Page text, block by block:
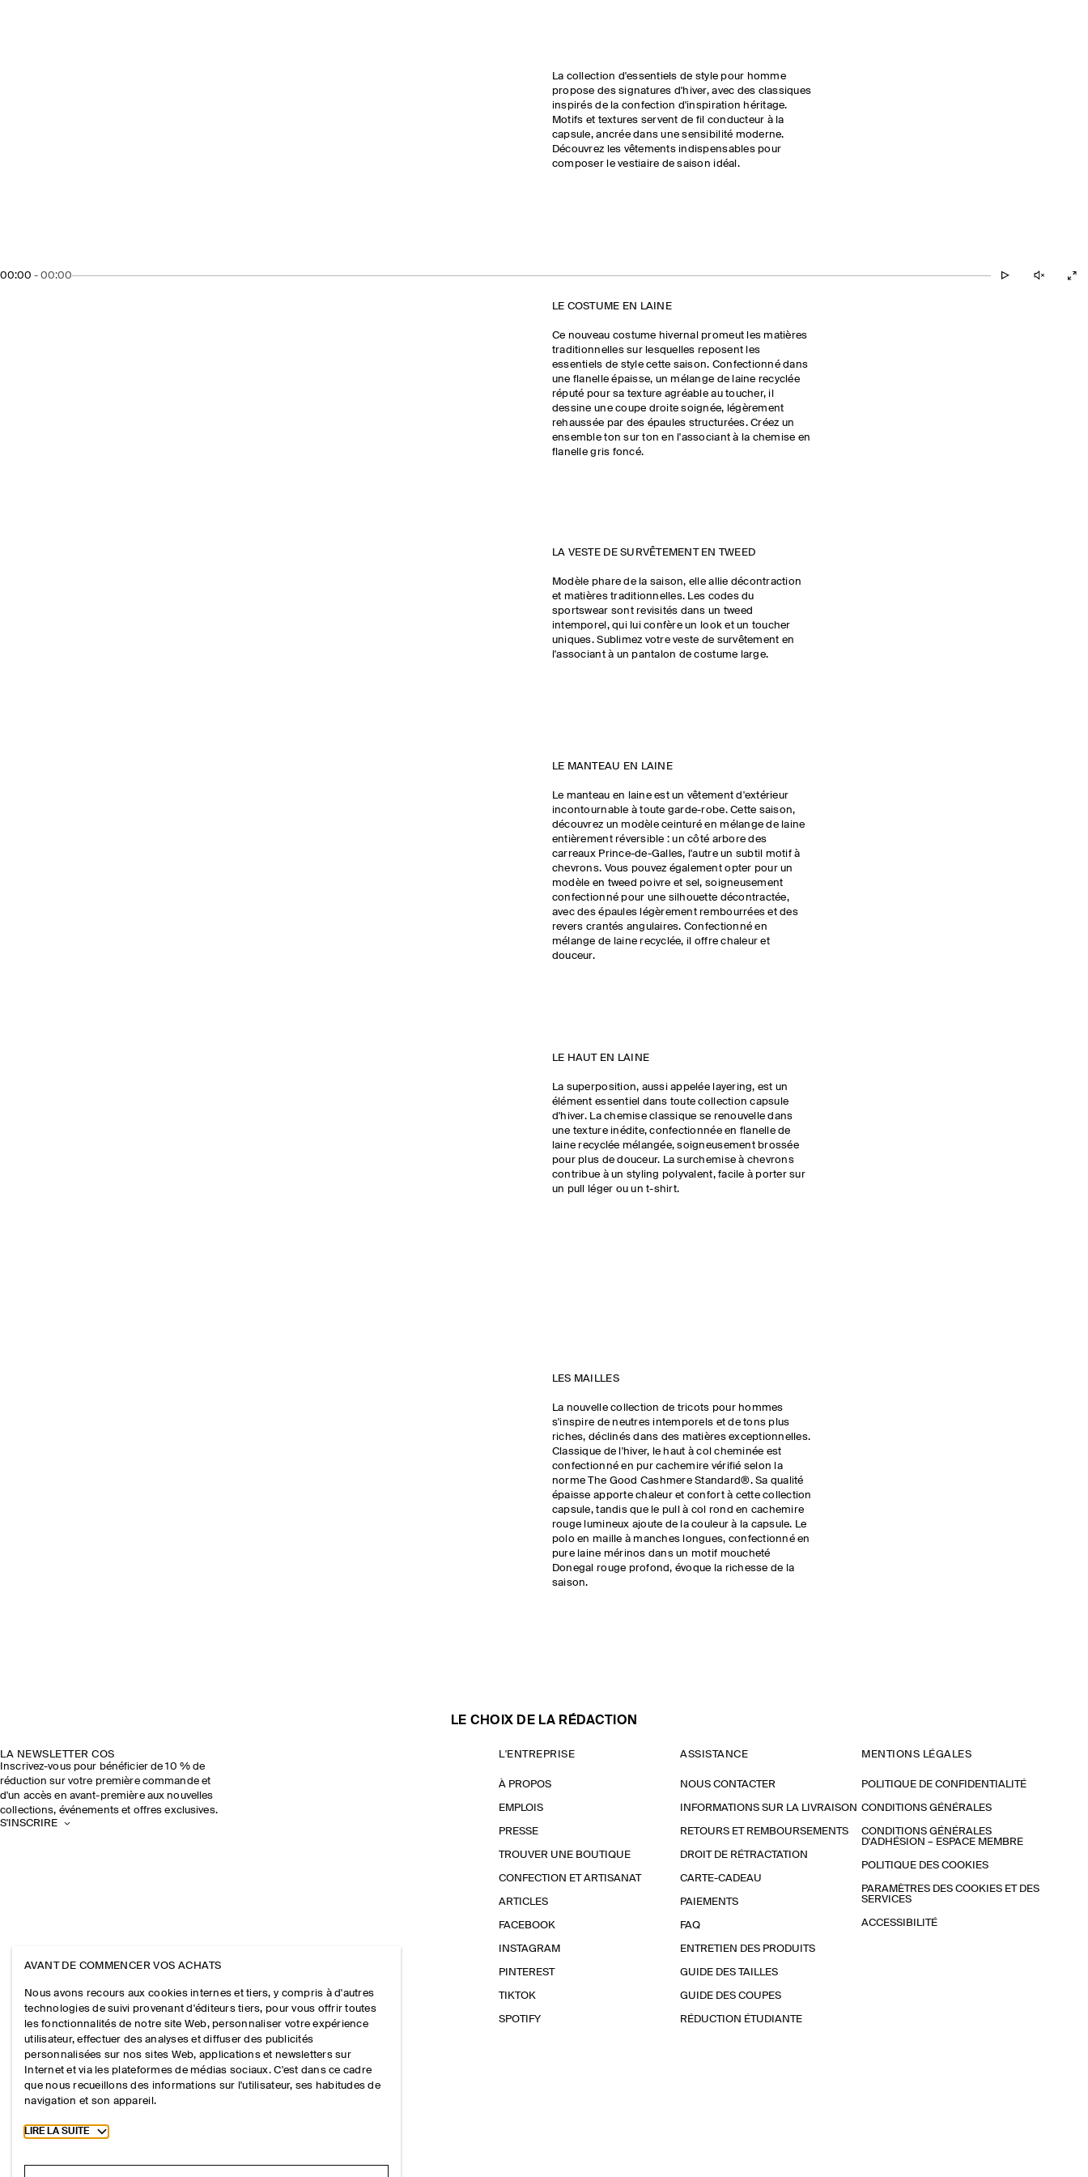
La collection d'essentiels de style pour homme
propose des signatures d'hiver, avec des classiques
inspirés de la confection d'inspiration héritage.
Motifs et textures servent de fil conducteur à la
capsule, ancrée dans une sensibilité moderne.
Découvrez les vêtements indispensables pour
composer le vestiaire de saison idéal.
00:00 - 00:00
LE COSTUME EN LAINE
Ce nouveau costume hivernal promeut les matières
traditionnelles sur lesquelles reposent les
essentiels de style cette saison. Confectionné dans
une flanelle épaisse, un mélange de laine recyclée
réputé pour sa texture agréable au toucher, il
dessine une coupe droite soignée, légèrement
rehaussée par des épaules structurées. Créez un
ensemble ton sur ton en l'associant à la chemise en
flanelle gris foncé.
LA VESTE DE SURVÊTEMENT EN TWEED
Modèle phare de la saison, elle allie décontraction
et matières traditionnelles. Les codes du
sportswear sont revisités dans un tweed
intemporel, qui lui confère un look et un toucher
uniques. Sublimez votre veste de survêtement en
l'associant à un pantalon de costume large.
LE MANTEAU EN LAINE
Le manteau en laine est un vêtement d'extérieur
incontournable à toute garde-robe. Cette saison,
découvrez un modèle ceinturé en mélange de laine
entièrement réversible : un côté arbore des
carreaux Prince-de-Galles, l'autre un subtil motif à
chevrons. Vous pouvez également opter pour un
modèle en tweed poivre et sel, soigneusement
confectionné pour une silhouette décontractée,
avec des épaules légèrement rembourrées et des
revers crantés angulaires. Confectionné en
mélange de laine recyclée, il offre chaleur et
douceur.
LE HAUT EN LAINE
La superposition, aussi appelée layering, est un
élément essentiel dans toute collection capsule
d'hiver. La chemise classique se renouvelle dans
une texture inédite, confectionnée en flanelle de
laine recyclée mélangée, soigneusement brossée
pour plus de douceur. La surchemise à chevrons
contribue à un styling polyvalent, facile à porter sur
un pull léger ou un t-shirt.
LES MAILLES
La nouvelle collection de tricots pour hommes
s'inspire de neutres intemporels et de tons plus
riches, déclinés dans des matières exceptionnelles.
Classique de l'hiver, le haut à col cheminée est
confectionné en pur cachemire vérifié selon la
norme The Good Cashmere Standard®. Sa qualité
épaisse apporte chaleur et confort à cette collection
capsule, tandis que le pull à col rond en cachemire
rouge lumineux ajoute de la couleur à la capsule. Le
polo en maille à manches longues, confectionné en
pure laine mérinos dans un motif moucheté
Donegal rouge profond, évoque la richesse de la
saison.
LE CHOIX DE LA RÉDACTION
LA NEWSLETTER COS
Inscrivez-vous pour bénéficier de 10 % de
réduction sur votre première commande et
d'un accès en avant-première aux nouvelles
collections, événements et offres exclusives.
S'INSCRIRE
L'ENTREPRISE
À PROPOS
EMPLOIS
PRESSE
TROUVER UNE BOUTIQUE
CONFECTION ET ARTISANAT
ARTICLES
FACEBOOK
INSTAGRAM
PINTEREST
TIKTOK
SPOTIFY
ASSISTANCE
NOUS CONTACTER
INFORMATIONS SUR LA LIVRAISON
RETOURS ET REMBOURSEMENTS
DROIT DE RÉTRACTATION
CARTE-CADEAU
PAIEMENTS
FAQ
ENTRETIEN DES PRODUITS
GUIDE DES TAILLES
GUIDE DES COUPES
RÉDUCTION ÉTUDIANTE
MENTIONS LÉGALES
POLITIQUE DE CONFIDENTIALITÉ
CONDITIONS GÉNÉRALES
CONDITIONS GÉNÉRALES
D'ADHÉSION – ESPACE MEMBRE
POLITIQUE DES COOKIES
PARAMÈTRES DES COOKIES ET DES
SERVICES
ACCESSIBILITÉ
AVANT DE COMMENCER VOS ACHATS
Nous avons recours aux cookies internes et tiers, y compris à d'autres
technologies de suivi provenant d'éditeurs tiers, pour vous offrir toutes
les fonctionnalités de notre site Web, personnaliser votre expérience
utilisateur, effectuer des analyses et diffuser des publicités
personnalisées sur nos sites Web, applications et newsletters sur
Internet et via les plateformes de médias sociaux. C'est dans ce cadre
que nous recueillons des informations sur l'utilisateur, ses habitudes de
navigation et son appareil.
Toggle more cookie information
LIRE LA SUITE